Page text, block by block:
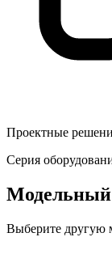
Проектные
Серия
Модельный
Выберите другую